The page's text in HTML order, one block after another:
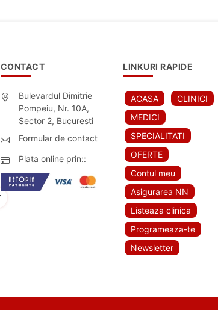
CONTACT
Bulevardul Dimitrie
Pompeiu, Nr. 10A,
Sector 2, Bucuresti
Formular de contact
Plata online prin::
LINKURI RAPIDE
ACASA
CLINICI
MEDICI
SPECIALITATI
OFERTE
Contul meu
Asigurarea NN
Listeaza clinica
Programeaza-te
Newsletter